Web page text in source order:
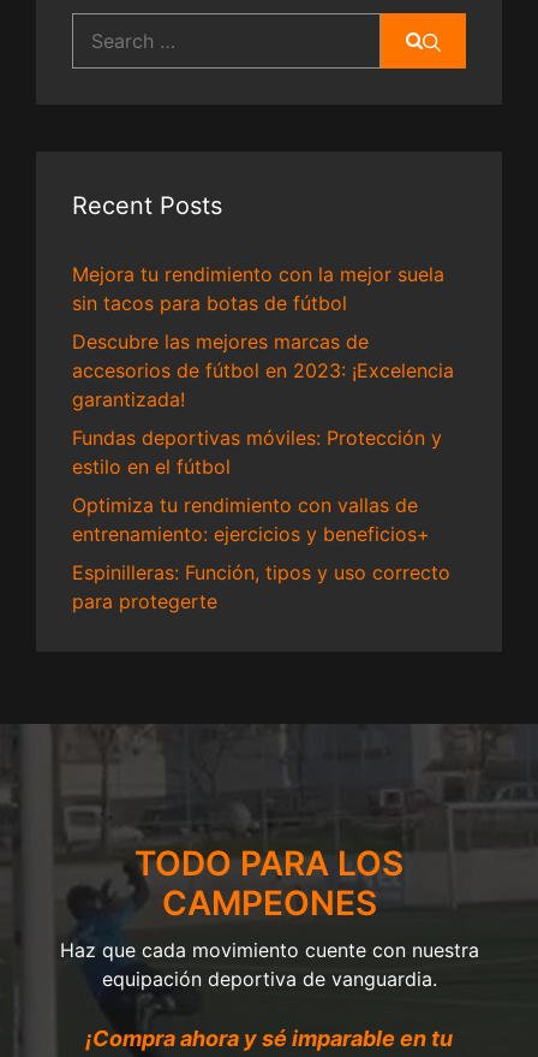
for:
Recent Posts
Mejora tu rendimiento con la mejor suela
sin tacos para botas de fútbol
Descubre las mejores marcas de
accesorios de fútbol en 2023: ¡Excelencia
garantizada!
Fundas deportivas móviles: Protección y
estilo en el fútbol
Optimiza tu rendimiento con vallas de
entrenamiento: ejercicios y beneficios+
Espinilleras: Función, tipos y uso correcto
para protegerte
TODO PARA LOS
CAMPEONES
Haz que cada movimiento cuente con nuestra
equipación deportiva de vanguardia.
¡Compra ahora y sé imparable en tu